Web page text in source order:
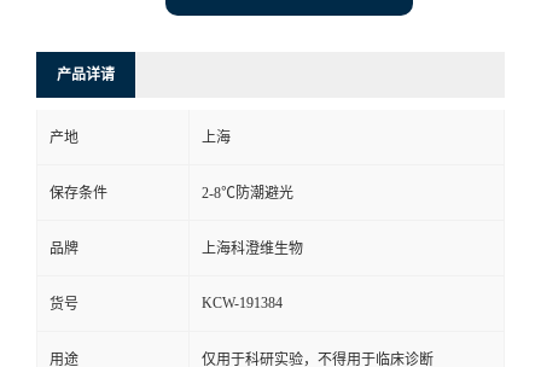
产品详请
产地 上海
保存条件 2-8℃防潮避光
品牌 上海科澄维生物
货号 KCW-191384
用途 仅用于科研实验，不得用于临床诊断